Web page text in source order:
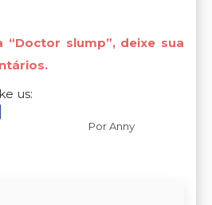
“Doctor slump”, deixe sua
us:
PorAnny